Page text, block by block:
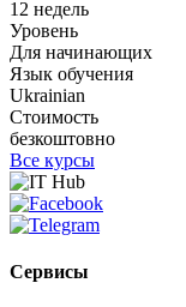
12 недель
Уровень
Для начинающих
Язык обучения
Ukrainian
Стоимость
безкоштовно
Все курсы
Сервисы